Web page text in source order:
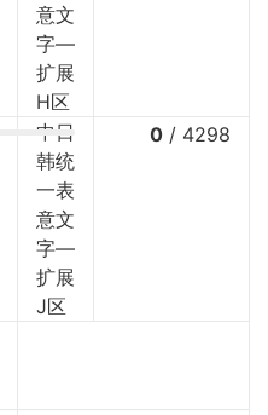
意文
字—
扩展
H区
中日
韩统
一表
意文
字—
扩展
J区
0 / 4298